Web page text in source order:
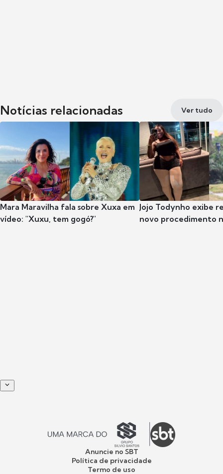
Notícias relacionadas Ver tudo
Mara Maravilha fala sobre Xuxa em
vídeo: "Xuxu, tem gogó?"
Jojo Todynho exibe
novo procedimento
Anuncie no SBT
Política de privacidade
Termo de uso